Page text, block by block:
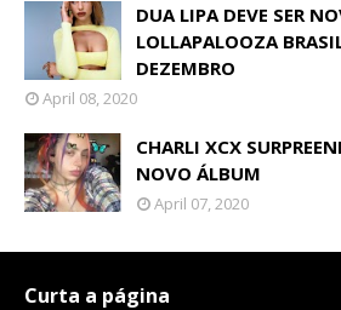
DUA LIPA DEVE SER
LOLLAPALOOZA
DEZEMBRO
April 08, 2020
CHARLI XCX
NOVO ÁLBUM
April 07, 2020
Curta a página